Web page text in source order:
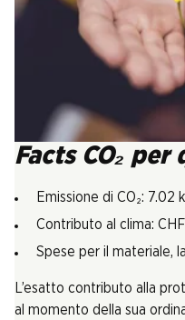
Facts CO₂
Emissione di CO₂: 7.02
Contributo al clima:
Spese per il materiale,
L’esatto contributo alla
al momento della sua